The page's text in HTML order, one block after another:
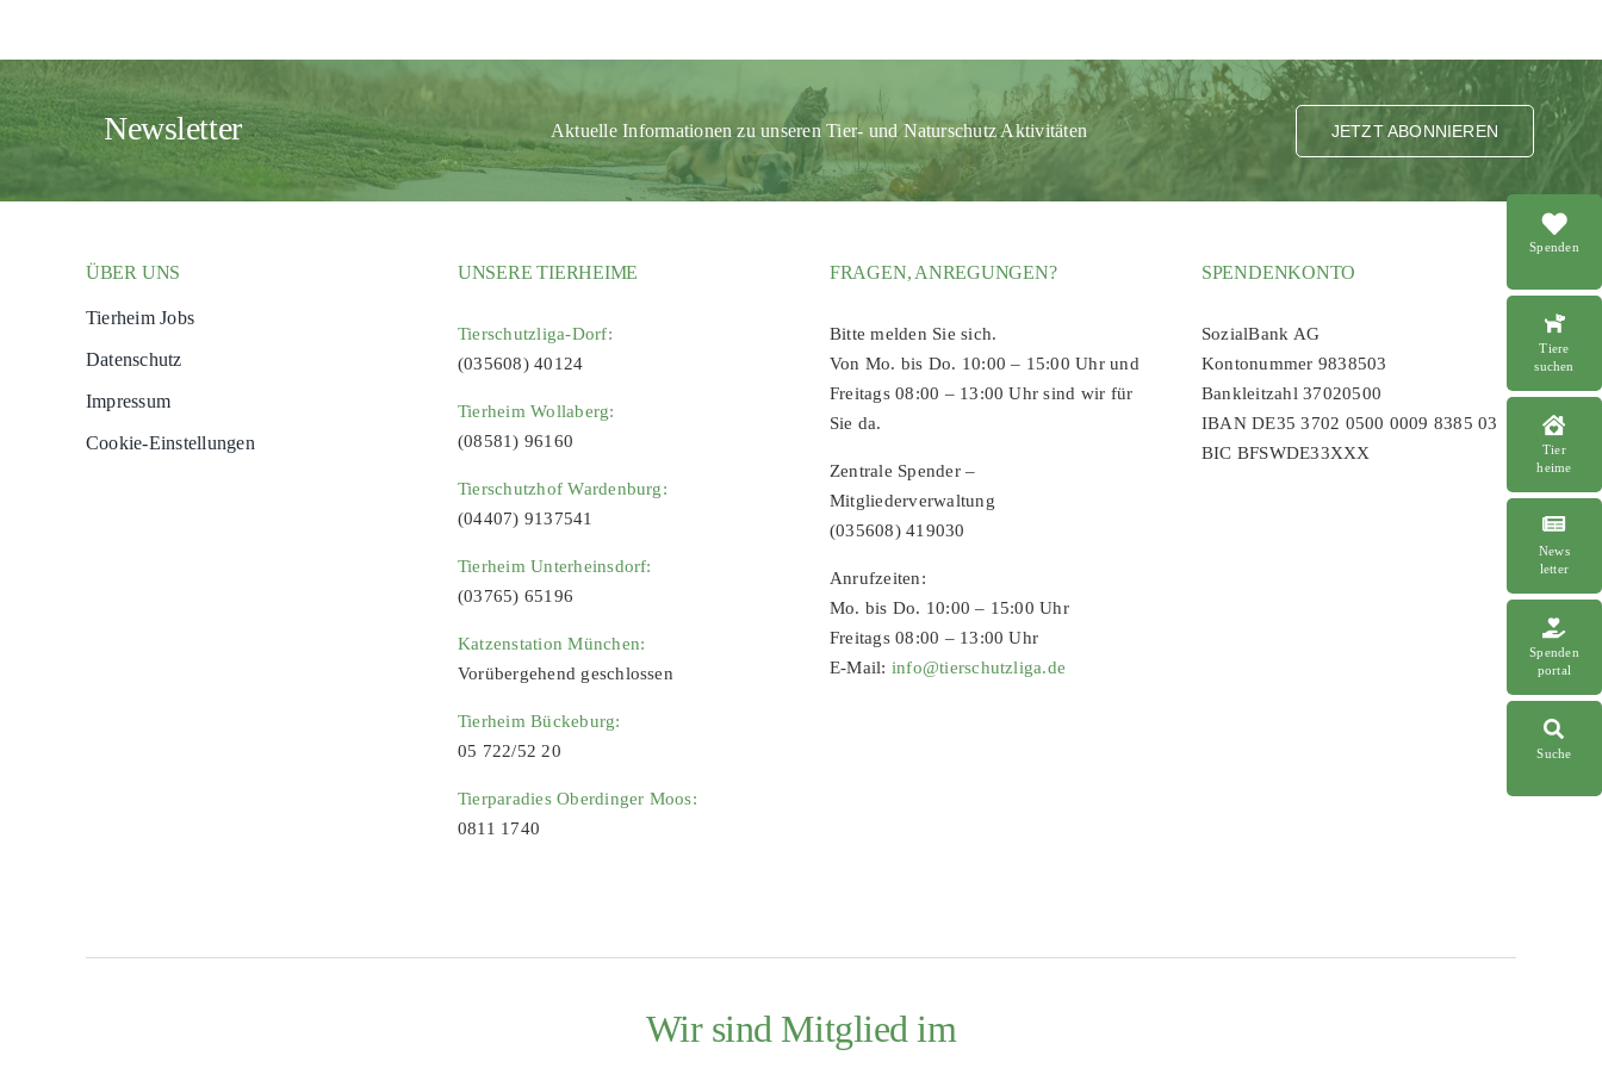
Spenden
Tiere
suchen
Tier
heime
News
letter
Spenden
portal
Suche
Newsletter Aktuelle Informationen zu unseren Tier- und Naturschutz Aktivitäten JETZT ABONNIEREN
ÜBER UNS
Tierheim Jobs
Datenschutz
Impressum
Cookie-Einstellungen
UNSERE TIERHEIME
Tierschutzliga-Dorf:
(035608) 40124
Tierheim Wollaberg:
(08581) 96160
Tierschutzhof Wardenburg:
(04407) 9137541
Tierheim Unterheinsdorf:
(03765) 65196
Katzenstation München:
Vorübergehend geschlossen
Tierheim Bückeburg:
05 722/52 20
Tierparadies Oberdinger Moos:
0811 1740
FRAGEN, ANREGUNGEN?
Bitte melden Sie sich.
Von Mo. bis Do. 10:00 – 15:00 Uhr und
Freitags 08:00 – 13:00 Uhr sind wir für
Sie da.
Zentrale Spender –
Mitgliederverwaltung
(035608) 419030
Anrufzeiten:
Mo. bis Do. 10:00 – 15:00 Uhr
Freitags 08:00 – 13:00 Uhr
E-Mail: info@tierschutzliga.de
SPENDENKONTO
SozialBank AG
Kontonummer 9838503
Bankleitzahl 37020500
IBAN DE35 3702 0500 0009 8385 03
BIC BFSWDE33XXX
Wir sind Mitglied im